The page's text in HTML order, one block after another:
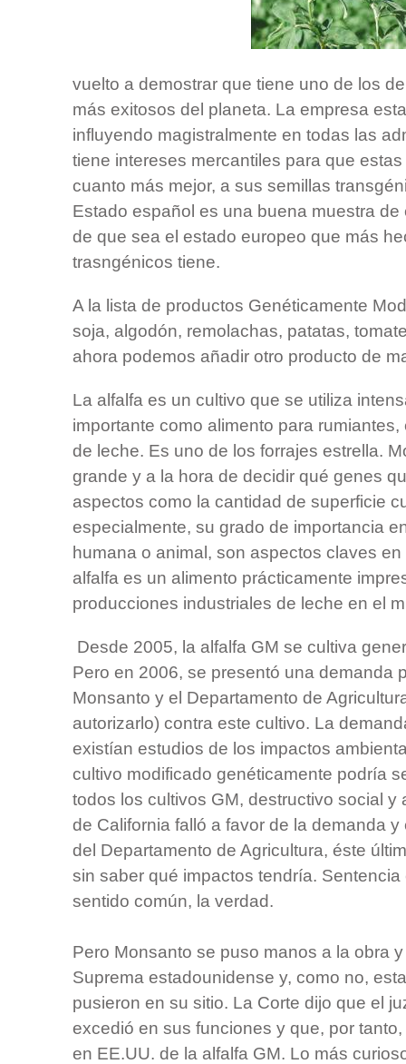
vuelto a demostrar que tiene uno de los
más exitosos del planeta. La empresa
influyendo magistralmente en todas las
tiene intereses mercantiles para que
cuanto más mejor, a sus semillas
Estado español es una buena muestra
de que sea el estado europeo que más
trasngénicos tiene.
A la lista de productos Genéticamente
soja, algodón, remolachas, patatas,
ahora podemos añadir otro producto de
La alfalfa es un cultivo que se utiliza
importante como alimento para
de leche. Es uno de los forrajes estrella.
grande y a la hora de decidir qué genes
aspectos como la cantidad de superficie
especialmente, su grado de importancia
humana o animal, son aspectos claves
alfalfa es un alimento prácticamente
producciones industriales de leche en el
Desde 2005, la alfalfa GM se cultiva
Pero en 2006, se presentó una demanda
Monsanto y el Departamento de
autorizarlo) contra este cultivo. La
existían estudios de los impactos
cultivo modificado genéticamente podría
todos los cultivos GM, destructivo social y
de California falló a favor de la demanda
del Departamento de Agricultura, éste
sin saber qué impactos tendría.
sentido común, la verdad.
Pero Monsanto se puso manos a la obra
Suprema estadounidense y, como no,
pusieron en su sitio. La Corte dijo que el
excedió en sus funciones y que, por
en EE.UU. de la alfalfa GM. Lo más